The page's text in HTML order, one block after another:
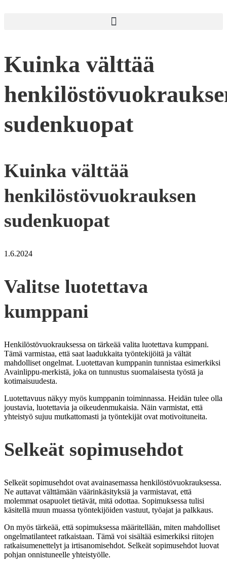
Kuinka välttää
sudenkuopat
Kuinka välttää
henkilöstövuokrauksen
sudenkuopat
1.6.2024
Valitse luotettava
kumppani
Henkilöstövuokrauksessa on tärkeää valita luotettava kumppani.
Tämä varmistaa, että saat laadukkaita työntekijöitä ja vältät
mahdolliset ongelmat. Luotettavan kumppanin tunnistaa esimerkiksi
Avainlippu-merkistä, joka on tunnustus suomalaisesta työstä ja
kotimaisuudesta.
Luotettavuus näkyy myös kumppanin toiminnassa. Heidän tulee olla
joustavia, luotettavia ja oikeudenmukaisia. Näin varmistat, että
yhteistyö sujuu mutkattomasti ja työntekijät ovat motivoituneita.
Selkeät sopimusehdot
Selkeät sopimusehdot ovat avainasemassa henkilöstövuokrauksessa.
Ne auttavat välttämään väärinkäsityksiä ja varmistavat, että
molemmat osapuolet tietävät, mitä odottaa. Sopimuksessa tulisi
käsitellä muun muassa työntekijöiden vastuut, työajat ja palkkaus.
On myös tärkeää, että sopimuksessa määritellään, miten mahdolliset
ongelmatilanteet ratkaistaan. Tämä voi sisältää esimerkiksi riitojen
ratkaisumenettelyt ja irtisanomisehdot. Selkeät sopimusehdot luovat
pohjan onnistuneelle yhteistyölle.